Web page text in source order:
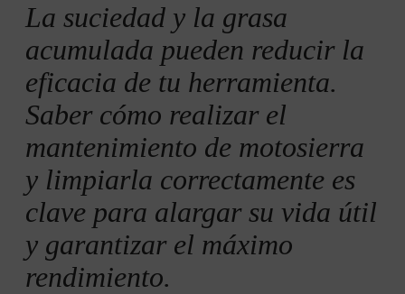
La suciedad y la grasa
acumulada pueden reducir la
eficacia de tu herramienta.
Saber cómo realizar el
mantenimiento de motosierra
y limpiarla correctamente es
clave para alargar su vida útil
y garantizar el máximo
rendimiento.